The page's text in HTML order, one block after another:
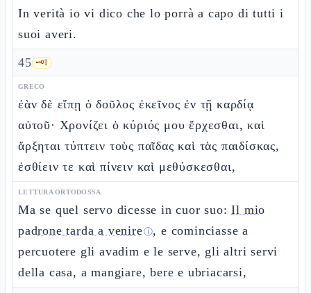
In verità io vi dico che lo porrà a capo di tutti i
suoi averi.
45 🗝️1
GRECO
ἐὰν δὲ εἴπῃ ὁ δοῦλος ἐκεῖνος ἐν τῇ καρδίᾳ
αὐτοῦ· Χρονίζει ὁ κύριός μου ἔρχεσθαι, καὶ
ἄρξηται τύπτειν τοὺς παῖδας καὶ τὰς παιδίσκας,
ἐσθίειν τε καὶ πίνειν καὶ μεθύσκεσθαι,
LETTURA ORTODOSSA
Ma se quel servo dicesse in cuor suo:Il mio
padrone tarda a venireⓘ, e cominciasse a
percuotere gli avadim e le serve, gli altri servi
della casa, a mangiare, bere e ubriacarsi,